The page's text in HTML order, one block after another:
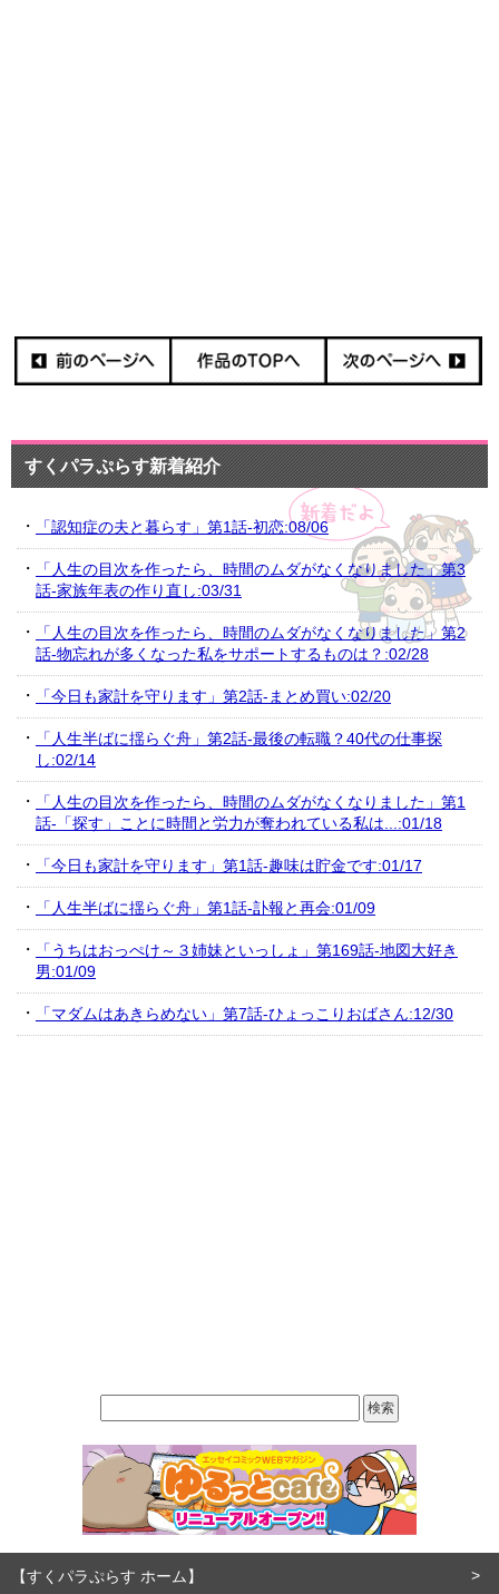
すくパラぷらす新着紹介
「認知症の夫と暮らす」第1話-初恋:08/06
「人生の目次を作ったら、時間のムダがなくなりました」第3
話-家族年表の作り直し:03/31
「人生の目次を作ったら、時間のムダがなくなりました」第2
話-物忘れが多くなった私をサポートするものは？:02/28
「今日も家計を守ります」第2話-まとめ買い:02/20
「人生半ばに揺らぐ舟」第2話-最後の転職？40代の仕事探
し:02/14
「人生の目次を作ったら、時間のムダがなくなりました」第1
話-「探す」ことに時間と労力が奪われている私は...:01/18
「今日も家計を守ります」第1話-趣味は貯金です:01/17
「人生半ばに揺らぐ舟」第1話-訃報と再会:01/09
「うちはおっぺけ～３姉妹といっしょ」第169話-地図大好き
男:01/09
「マダムはあきらめない」第7話-ひょっこりおばさん:12/30
【すくパラぷらす ホーム】